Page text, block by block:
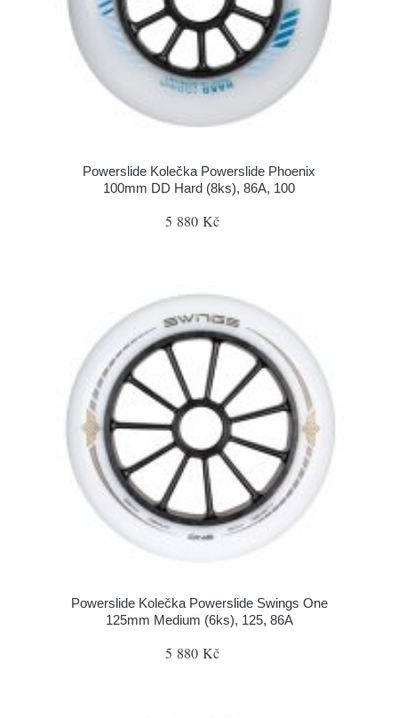
Powerslide Kolečka Powerslide Phoenix
100mm DD Hard (8ks), 86A, 100
5 880 Kč
Powerslide Kolečka Powerslide Swings One
125mm Medium (6ks), 125, 86A
5 880 Kč